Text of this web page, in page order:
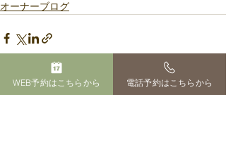
オーナーブログ
WEB予約はこちらから 電話予約はこちらから